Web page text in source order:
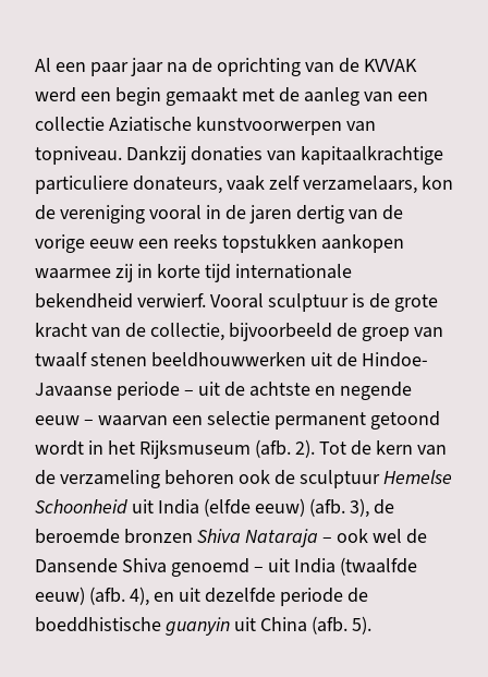
Al een paar jaar na de oprichting van de KVVAK
werd een begin gemaakt met de aanleg van een
collectie Aziatische kunstvoorwerpen van
topniveau. Dankzij donaties van kapitaalkrachtige
particuliere donateurs, vaak zelf verzamelaars, kon
de vereniging vooral in de jaren dertig van de
vorige eeuw een reeks topstukken aankopen
waarmee zij in korte tijd internationale
bekendheid verwierf. Vooral sculptuur is de grote
kracht van de collectie, bijvoorbeeld de groep van
twaalf stenen beeldhouwwerken uit de Hindoe-
Javaanse periode – uit de achtste en negende
eeuw – waarvan een selectie permanent getoond
wordt in het Rijksmuseum (afb. 2). Tot de kern van
de verzameling behoren ook de sculptuurHemelse
Schoonheid uit India (elfde eeuw) (afb. 3), de
beroemde bronzen Shiva Nataraja – ook wel de
Dansende Shiva genoemd – uit India (twaalfde
eeuw) (afb. 4), en uit dezelfde periode de
boeddhistischeguanyin uit China (afb. 5).